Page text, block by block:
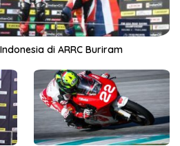
di ARRC Buriram